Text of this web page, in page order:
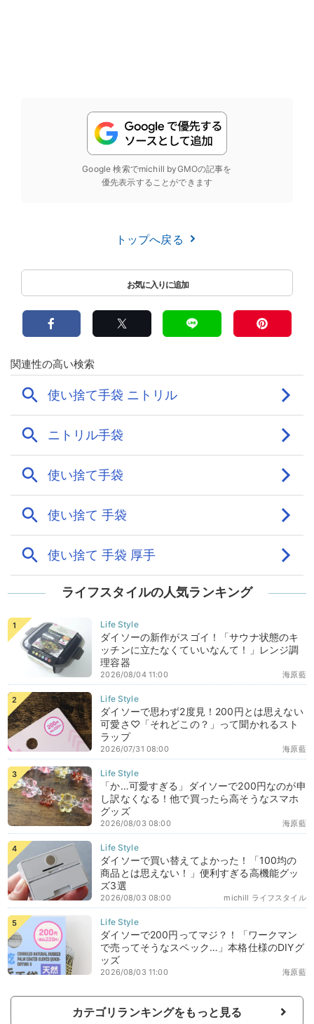
Google 検索でmichill byGMOの記事を
優先表示することができます
トップへ戻る
ライフスタイルの人気ランキング
ダイソーの新作がスゴイ！「サウナ状態のキ
ッチンに立たなくていいなんて！」レンジ調
理容器
海原藍
2026/08/04 11:00
ダイソーで思わず2度見！200円とは思えない
可愛さ♡「それどこの？」って聞かれるスト
ラップ
海原藍
2026/07/31 08:00
「か…可愛すぎる」ダイソーで200円なのが申
し訳なくなる！他で買ったら高そうなスマホ
グッズ
海原藍
2026/08/03 08:00
ダイソーで買い替えてよかった！「100均の
商品とは思えない！」便利すぎる高機能グッ
ズ3選
michill ライフスタイル
2026/08/03 08:00
ダイソーで200円ってマジ？！「ワークマン
で売ってそうなスペック…」本格仕様のDIYグ
ッズ
海原藍
2026/08/03 11:00
カテゴリランキングをもっと見る